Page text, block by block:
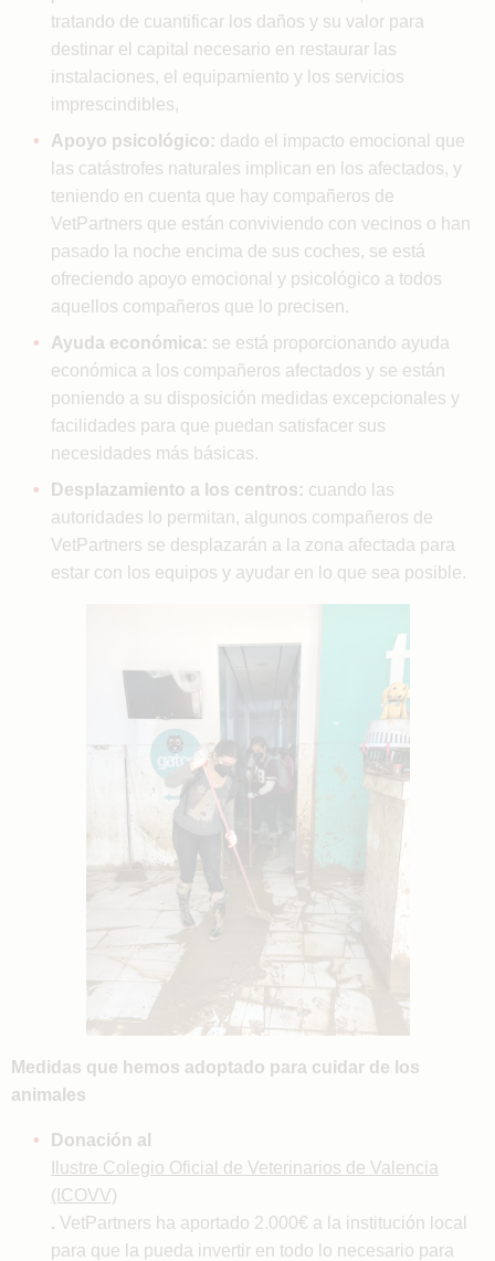
tratando de cuantificar los daños y su valor para
destinar el capital necesario en restaurar las
instalaciones, el equipamiento y los servicios
imprescindibles,
Apoyo psicológico: dado el impacto emocional que
las catástrofes naturales implican en los afectados, y
teniendo en cuenta que hay compañeros de
VetPartners que están conviviendo con vecinos o han
pasado la noche encima de sus coches, se está
ofreciendo apoyo emocional y psicológico a todos
aquellos compañeros que lo precisen.
Ayuda económica: se está proporcionando ayuda
económica a los compañeros afectados y se están
poniendo a su disposición medidas excepcionales y
facilidades para que puedan satisfacer sus
necesidades más básicas.
Desplazamiento a los centros: cuando las
autoridades lo permitan, algunos compañeros de
VetPartners se desplazarán a la zona afectada para
estar con los equipos y ayudar en lo que sea posible.
Medidas que hemos adoptado para cuidar de los
animales
Donación al
Ilustre Colegio Oficial de Veterinarios de Valencia
(ICOVV)
VetPartners ha aportado 2.000€ a la institución local
para que la pueda invertir en todo lo necesario para